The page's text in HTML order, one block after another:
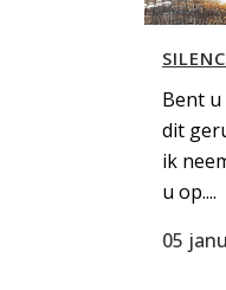
Bent
dit
ik
u op....
05